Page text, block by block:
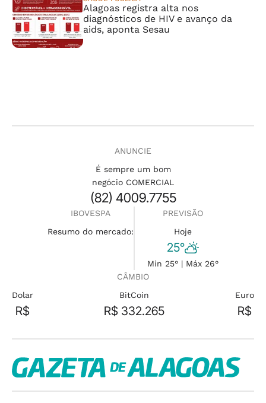
Alagoas registra alta nos
diagnósticos de HIV e avanço da
aids, aponta Sesau
ANUNCIE
É sempre um bom
negócio COMERCIAL
(82) 4009.7755
IBOVESPA
Resumo do mercado:
PREVISÃO
Hoje
25°
Min 25° | Máx 26°
CÂMBIO
Dolar
R$
BitCoin
R$ 332.265
Euro
R$